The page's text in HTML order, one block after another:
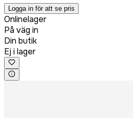
Logga in för att se pris
Onlinelager
På väg in
Din butik
Ej i lager